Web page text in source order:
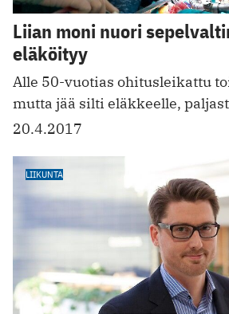
Liian moni nuori
eläköityy
Alle 50-vuotias ohitusleikattu
mutta jää silti eläkkeelle,
20.4.2017
LIIKUNTA